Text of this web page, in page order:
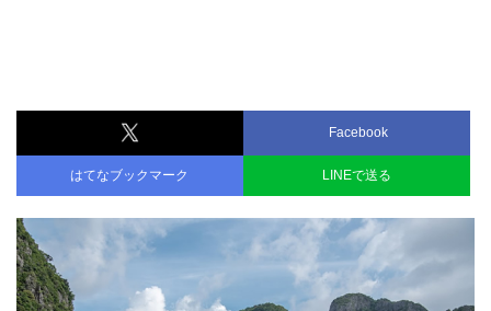
Facebook
はてなブックマーク LINEで送る